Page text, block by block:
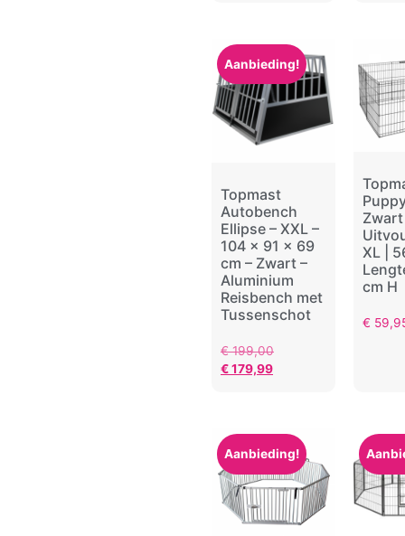
Aanbieding!
Topmast
Autobench
Ellipse – XXL –
104 x 91 x 69
cm – Zwart –
Aluminium
Reisbench met
Tussenschot
€199,00
€179,99
Zwart
XL |
cm H
€
Aanbieding!